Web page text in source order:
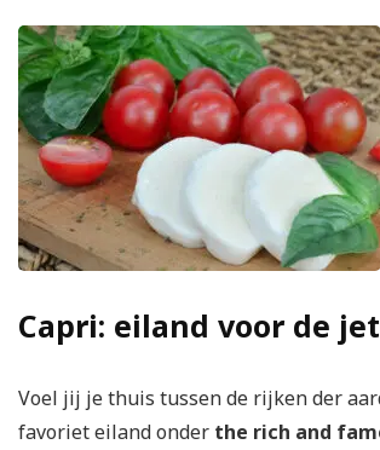
Capri: eiland voor de
Voel jij je thuis tussen de rijken der
favoriet eiland onder the rich and